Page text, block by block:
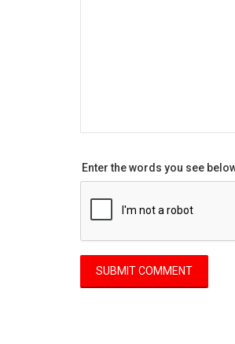
Enter the words you see